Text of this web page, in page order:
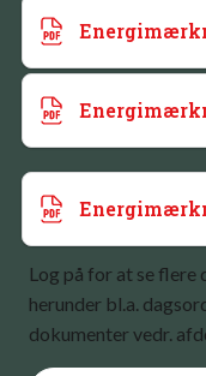
Log på for at se flere
herunder bl.a.
dokumenter vedr.